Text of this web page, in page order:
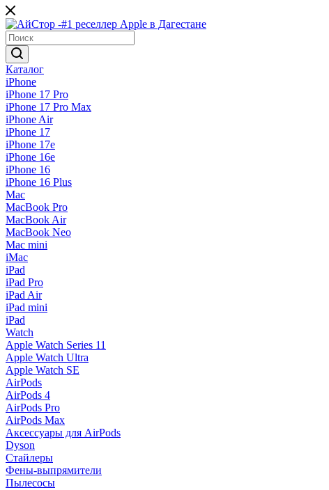
Каталог
iPhone
iPhone 17 Pro
iPhone 17 Pro Max
iPhone Air
iPhone 17
iPhone 17e
iPhone 16e
iPhone 16
iPhone 16 Plus
Mac
MacBook Pro
MacBook Air
MacBook Neo
Mac mini
iMac
iPad
iPad Pro
iPad Air
iPad mini
iPad
Watch
Apple Watch Series 11
Apple Watch Ultra
Apple Watch SE
AirPods
AirPods 4
AirPods Pro
AirPods Max
Аксессуары для AirPods
Dyson
Стайлеры
Фены-выпрямители
Пылесосы